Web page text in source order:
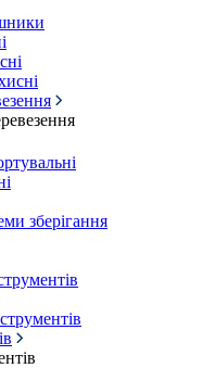
зберігання